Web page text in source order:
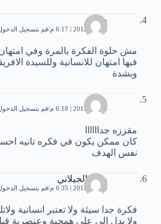
حنين
5 مايو، 2012 | 6:17 م قم بتسجيل
مش حلوة الفكرة بالمرة وفي
فيها امتهان للانسانية وللسيدة
وبشدة
مروه
5 مايو، 2012 | 6:18 م قم بتسجيل
مقززه جداااااا
كان ممكن يكون في فكره تانيه
نفس الهدف
رقية الجيلاني
5 مايو، 2012 | 6:35 م قم بتسجيل
فكرة جدا سيئة ولا تعتبر انسانية
ولا يدل الى على همجية وعنصرية